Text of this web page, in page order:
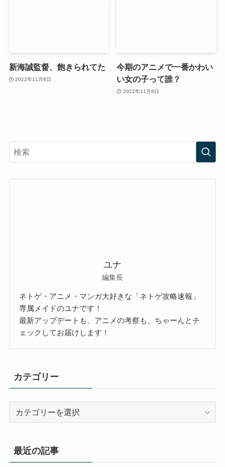
新海誠監督、飽きられてた
2022年11月8日
今期のアニメで一番かわい
い女の子って誰？
2022年11月8日
ユナ
編集長
ネトゲ・アニメ・マンガ大好きな「ネトゲ攻略速報」
専属メイドのユナです！
最新アップデートも、アニメの考察も、ちゃーんとチ
ェックしてお届けします！
カテゴリー
リ
最近の記事